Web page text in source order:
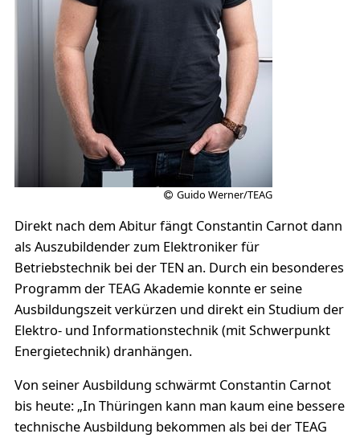
Guido Werner/TEAG
Direkt nach dem Abitur fängt Constantin Carnot dann
als Auszubildender zum Elektroniker für
Betriebstechnik bei der TEN an. Durch ein besonderes
Programm der TEAG Akademie konnte er seine
Ausbildungszeit verkürzen und direkt ein Studium der
Elektro- und Informationstechnik (mit Schwerpunkt
Energietechnik) dranhängen.
Von seiner Ausbildung schwärmt Constantin Carnot
bis heute: „In Thüringen kann man kaum eine bessere
technische Ausbildung bekommen als bei der TEAG